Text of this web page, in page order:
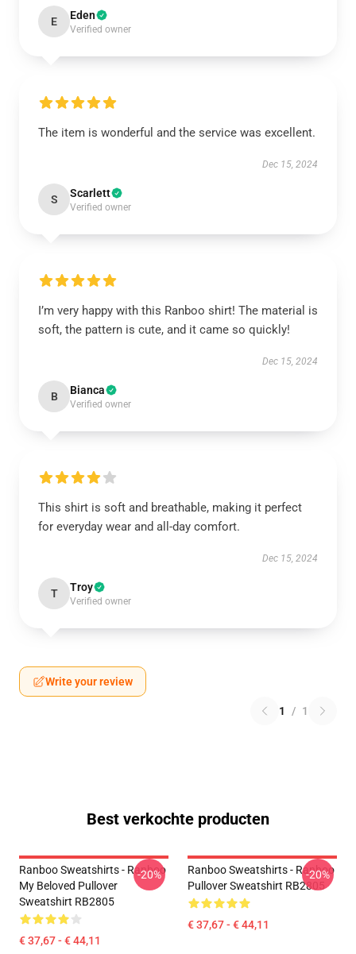
E Eden
Verified owner
The item is wonderful and the service was excellent.
Dec 15, 2024
S Scarlett
Verified owner
I’m very happy with this Ranboo shirt! The material is
soft, the pattern is cute, and it came so quickly!
Dec 15, 2024
B Bianca
Verified owner
This shirt is soft and breathable, making it perfect
for everyday wear and all-day comfort.
Dec 15, 2024
T Troy
Verified owner
Write your review
1 / 1
Best verkochte producten
Ranboo Sweatshirts - Ranboo
My Beloved Pullover
Sweatshirt RB2805
€ 37,67 - € 44,11
-20%
Ranboo Sweatshirts - Ranboo
Pullover Sweatshirt RB2805
€ 37,67 - € 44,11
-20%